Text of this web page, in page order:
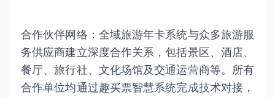
合作伙伴网络：全域旅游年卡系统与众多旅游服
务供应商建立深度合作关系，包括景区、酒店、
餐厅、旅行社、文化场馆及交通运营商等。所有
合作单位均通过趣买票智慧系统完成技术对接，